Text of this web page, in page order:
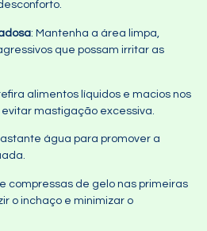
: Mantenha a área limpa,
que possam irritar as
alimentos líquidos e macios nos
mastigação excessiva.
água para promover a
compressas de gelo nas primeiras
o inchaço e minimizar o